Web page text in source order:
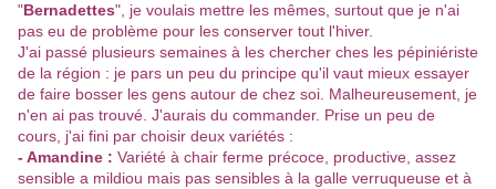
"Bernadettes", je voulais mettre les mêmes, surtout que je n'ai
pas eu de problème pour les conserver tout l'hiver.
J'ai passé plusieurs semaines à les chercher ches les pépiniériste
de la région : je pars un peu du principe qu'il vaut mieux essayer
de faire bosser les gens autour de chez soi. Malheureusement, je
n'en ai pas trouvé. J'aurais du commander. Prise un peu de
cours, j'ai fini par choisir deux variétés :
- Amandine : Variété à chair ferme précoce, productive, assez
sensible a mildiou mais pas sensibles à la galle verruqueuse et à